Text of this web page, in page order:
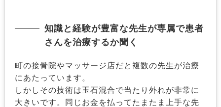
知識と経験が豊富な先生が専属で患者
さんを治療するか聞く
町の接骨院やマッサージ店だと複数の先生が治療
にあたっています。
しかしその技術は玉石混合で当たり外れが非常に
大きいです。同じお金を払ってたまたま上手な先